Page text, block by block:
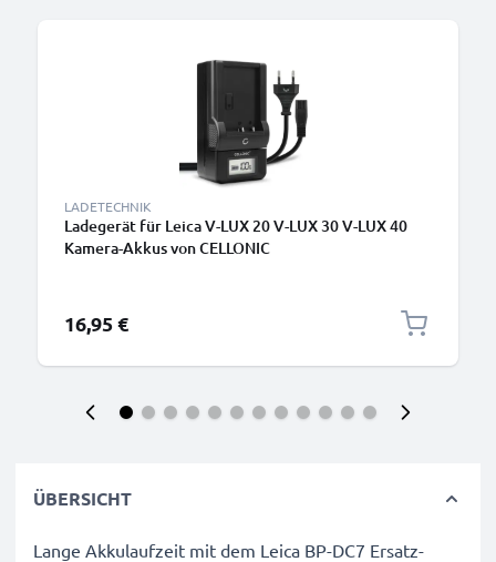
LADETECHNIK
Ladegerät für Leica V-LUX 20 V-LUX 30 V-LUX 40
Kamera-Akkus von CELLONIC
16,95 €
ÜBERSICHT
Lange Akkulaufzeit mit dem Leica BP-DC7 Ersatz-